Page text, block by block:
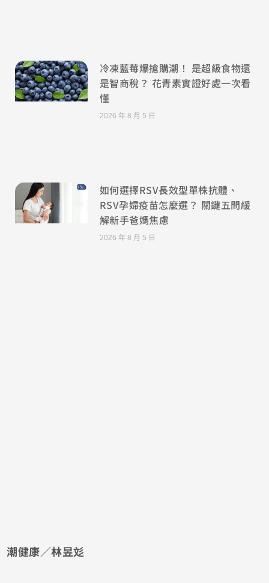
冷凍藍莓爆搶購潮！ 是超級食物還
是智商稅？ 花青素實證好處一次看
懂
2026 年 8 月 5 日
如何選擇RSV長效型單株抗體、
RSV孕婦疫苗怎麼選？ 關鍵五問緩
解新手爸媽焦慮
2026 年 8 月 5 日
潮健康／林昱彣